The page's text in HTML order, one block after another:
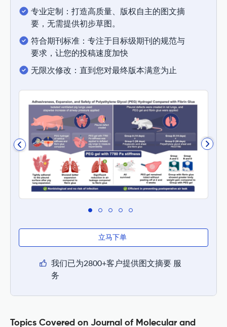
专业定制：打造高质量、版权自主的图文摘
要，无需提供初步草图。
符合期刊标准：专注于目标级期刊的规范与
要求，让您的投稿速度加快
无限次修改：直到您对最终版本满意为止
立马下单
我们已为2800+客户提供图文摘要 服
务
Topics Covered on Journal of Molecular and